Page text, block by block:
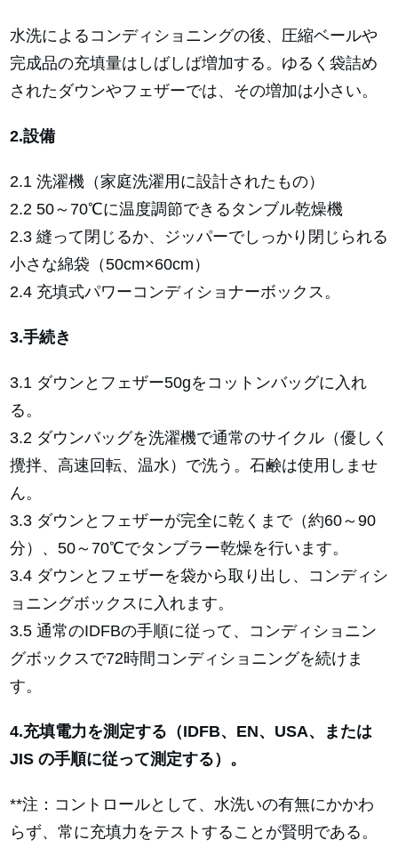
水洗によるコンディショニングの後、圧縮ベールや
完成品の充填量はしばしば増加する。ゆるく袋詰め
されたダウンやフェザーでは、その増加は小さい。
2.設備
2.1 洗濯機（家庭洗濯用に設計されたもの）
2.2 50～70℃に温度調節できるタンブル乾燥機
2.3 縫って閉じるか、ジッパーでしっかり閉じられる
小さな綿袋（50cm×60cm）
2.4 充填式パワーコンディショナーボックス。
3.手続き
3.1 ダウンとフェザー50gをコットンバッグに入れ
る。
3.2 ダウンバッグを洗濯機で通常のサイクル（優しく
攪拌、高速回転、温水）で洗う。石鹸は使用しませ
ん。
3.3 ダウンとフェザーが完全に乾くまで（約60～90
分）、50～70℃でタンブラー乾燥を行います。
3.4 ダウンとフェザーを袋から取り出し、コンディシ
ョニングボックスに入れます。
3.5 通常のIDFBの手順に従って、コンディショニン
グボックスで72時間コンディショニングを続けま
す。
4.充填電力を測定する（IDFB、EN、USA、または
JIS の手順に従って測定する）。
**注：コントロールとして、水洗いの有無にかかわ
らず、常に充填力をテストすることが賢明である。